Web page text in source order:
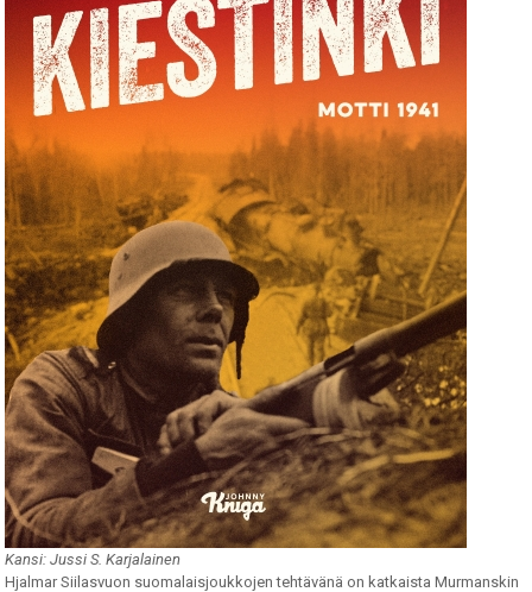
Kansi: Jussi S. Karjalainen
Hjalmar Siilasvuon suomalaisjoukkojen tehtävänä on katkaista Murmanskin